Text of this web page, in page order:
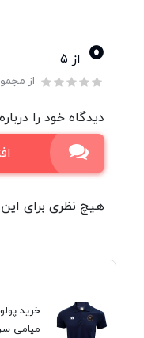
0 از ۵
از مجموع 0
دیدگاه خود را
هیچ نظری برای
خرید
میامی